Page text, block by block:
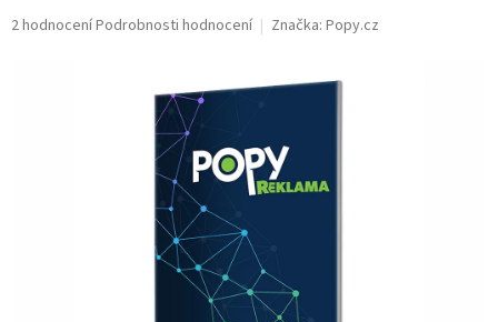
Průměrné
2 hodnoceníPodrobnosti hodnocení Značka: Popy.cz